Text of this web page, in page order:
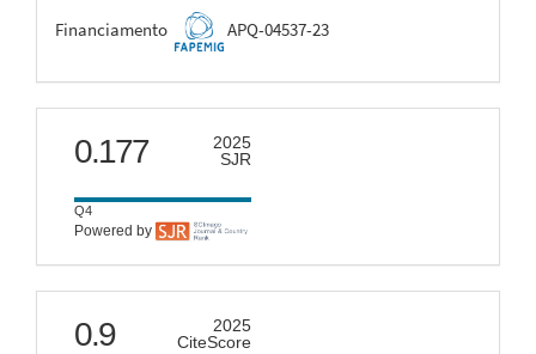
FAPEMIG
Financiamento APQ-04537-23
scimago
0.177
2025
SJR
Q4
Powered by
citescore
0.9
2025
CiteScore